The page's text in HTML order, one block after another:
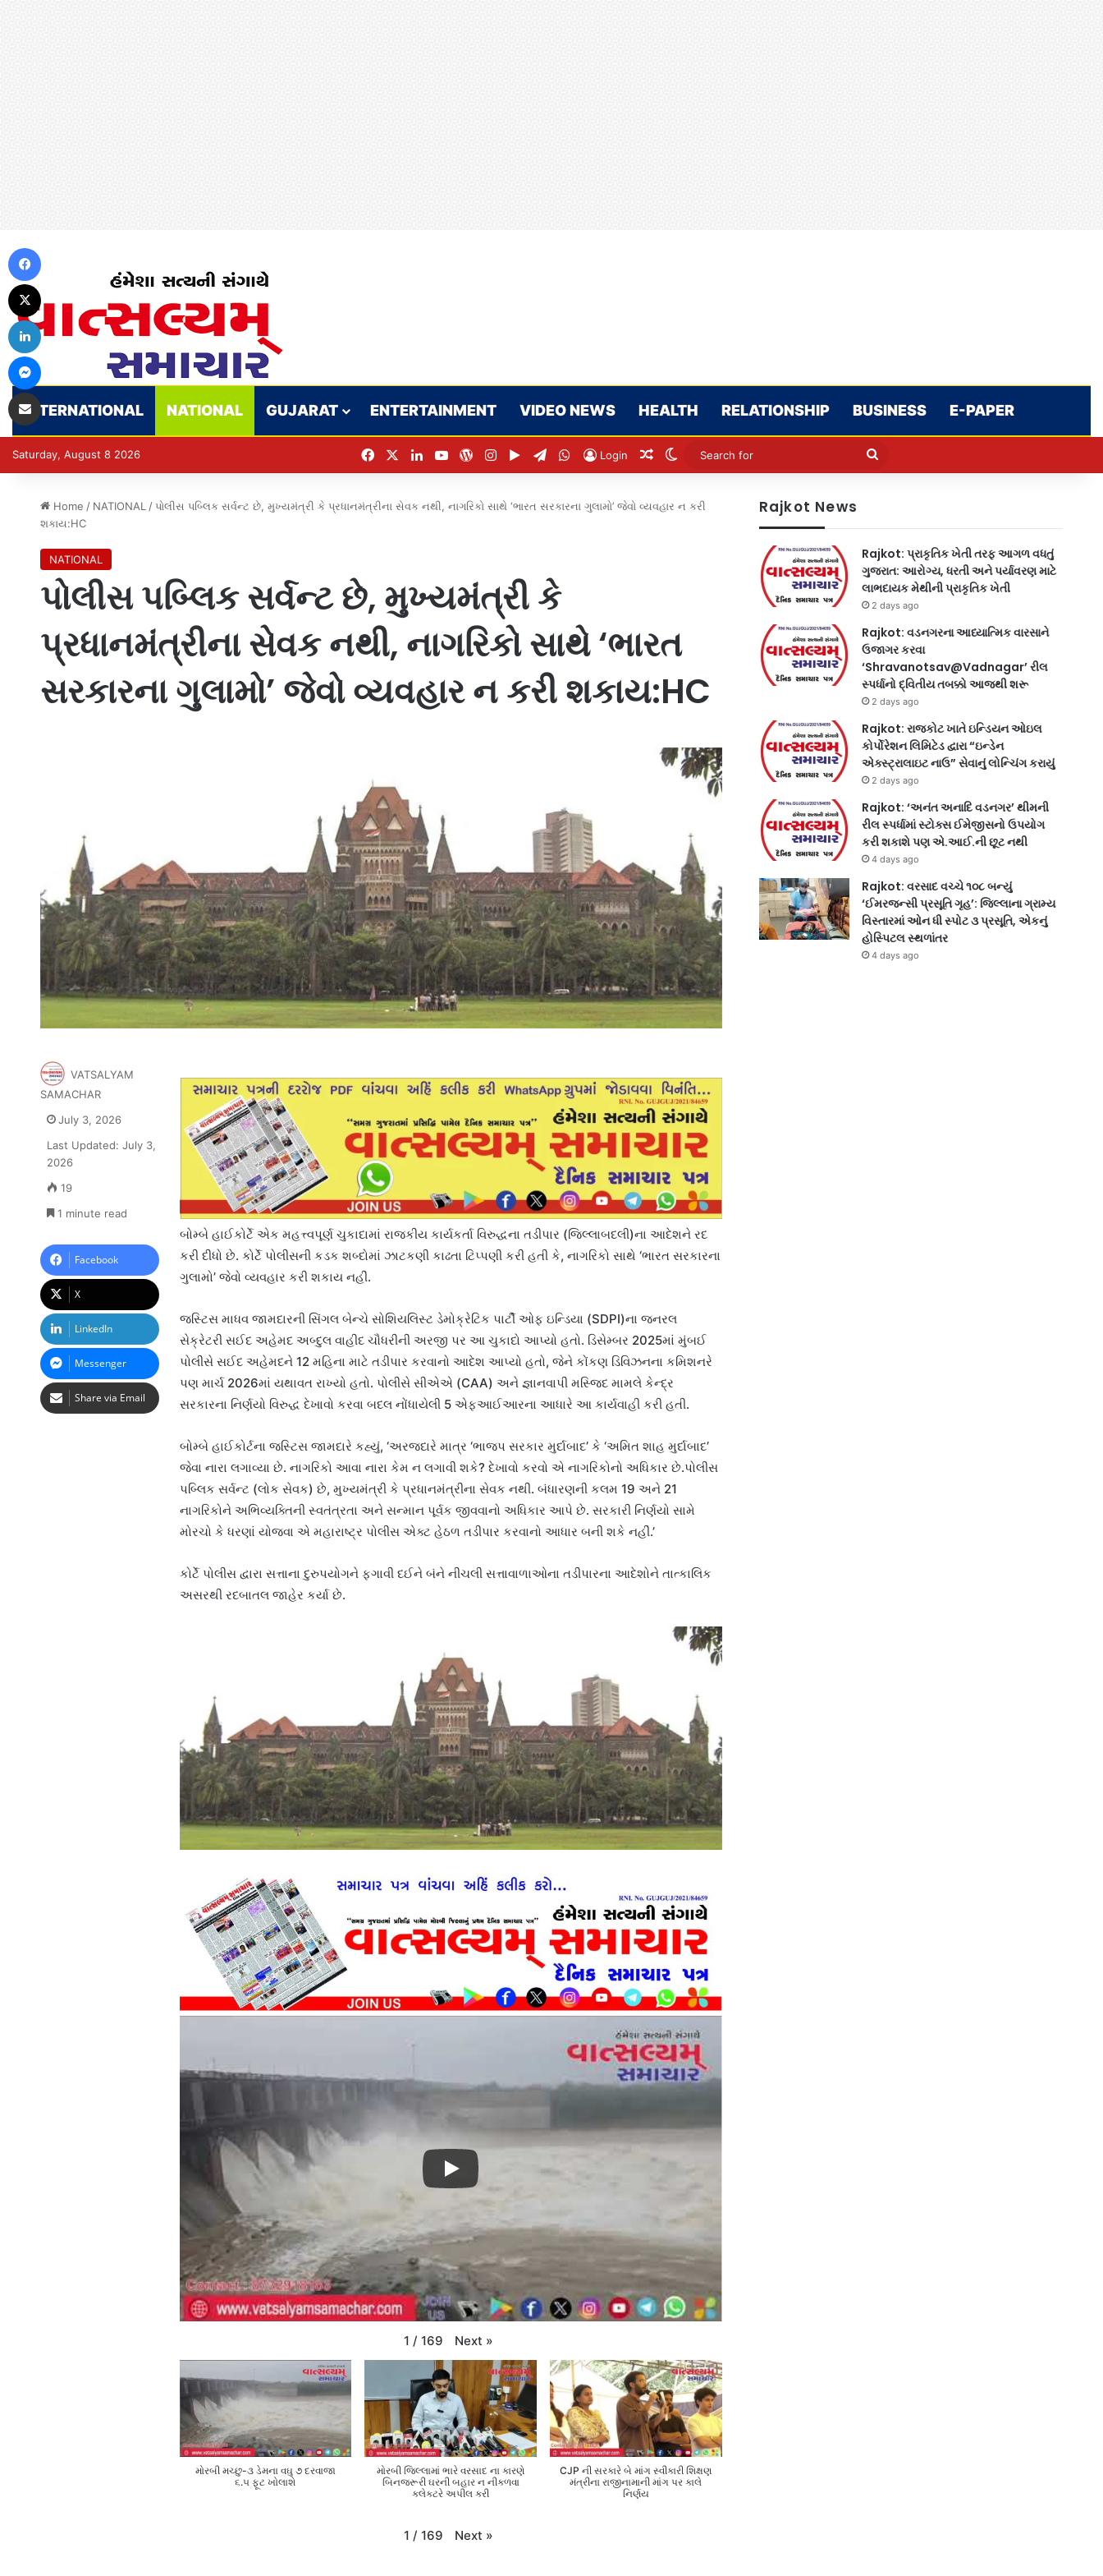
INTERNATIONAL NATIONAL GUJARAT ENTERTAINMENT VIDEO NEWS HEALTH RELATIONSHIP BUSINESS E-PAPER
Saturday, August 8 2026 FacebookLinkedInYouTubeWordPress
Instagram
Google Play
Telegram
WhatsApp
Login Random Article
Switch skin
Search
Home / NATIONAL / પોલીસ પબ્લિક સર્વન્ટ છે, મુખ્યમંત્રી કે પ્રધાનમંત્રીના સેવક નથી, નાગરિકો સાથે ‘ભારત સરકારના ગુલામો’ જેવો વ્યવહાર ન કરી
શકાય:HC
NATIONAL
પોલીસ પબ્લિક સર્વન્ટ છે, મુખ્યમંત્રી કે
પ્રધાનમંત્રીના સેવક નથી, નાગરિકો સાથે ‘ભારત
સરકારના ગુલામો’ જેવો વ્યવહાર ન કરી શકાય:HC
બોમ્બે હાઈકોર્ટે એક મહત્ત્વપૂર્ણ ચુકાદામાં રાજકીય કાર્યકર્તા વિરુદ્ધના તડીપાર (જિલ્લાબદલી)ના આદેશને રદ
કરી દીધો છે. કોર્ટે પોલીસની કડક શબ્દોમાં ઝાટકણી કાઢતા ટિપ્પણી કરી હતી કે, નાગરિકો સાથે ‘ભારત સરકારના
ગુલામો’ જેવો વ્યવહાર કરી શકાય નહીં.
જસ્ટિસ માધવ જામદારની સિંગલ બેન્ચે સોશિયલિસ્ટ ડેમોક્રેટિક પાર્ટી ઓફ ઇન્ડિયા (SDPI)ના જનરલ
સેક્રેટરી સઈદ અહેમદ અબ્દુલ વાહીદ ચૌધરીની અરજી પર આ ચુકાદો આપ્યો હતો. ડિસેમ્બર 2025માં મુંબઈ
પોલીસે સઈદ અહેમદને 12 મહિના માટે તડીપાર કરવાનો આદેશ આપ્યો હતો, જેને કોંકણ ડિવિઝનના કમિશનરે
પણ માર્ચ 2026માં યથાવત રાખ્યો હતો. પોલીસે સીએએ (CAA) અને જ્ઞાનવાપી મસ્જિદ મામલે કેન્દ્ર
સરકારના નિર્ણયો વિરુદ્ધ દેખાવો કરવા બદલ નોંધાયેલી 5 એફઆઈઆરના આધારે આ કાર્યવાહી કરી હતી.
બોમ્બે હાઈકોર્ટના જસ્ટિસ જામદારે કહ્યું, ‘અરજદારે માત્ર ‘ભાજપ સરકાર મુર્દાબાદ’ કે ‘અમિત શાહ મુર્દાબાદ’
જેવા નારા લગાવ્યા છે. નાગરિકો આવા નારા કેમ ન લગાવી શકે? દેખાવો કરવો એ નાગરિકોનો અધિકાર છે.પોલીસ
પબ્લિક સર્વન્ટ (લોક સેવક) છે, મુખ્યમંત્રી કે પ્રધાનમંત્રીના સેવક નથી. બંધારણની કલમ 19 અને 21
નાગરિકોને અભિવ્યક્તિની સ્વતંત્રતા અને સન્માન પૂર્વક જીવવાનો અધિકાર આપે છે. સરકારી નિર્ણયો સામે
મોરચો કે ધરણાં યોજવા એ મહારાષ્ટ્ર પોલીસ એક્ટ હેઠળ તડીપાર કરવાનો આધાર બની શકે નહીં.’
કોર્ટે પોલીસ દ્વારા સત્તાના દુરુપયોગને ફગાવી દઈને બંને નીચલી સત્તાવાળાઓના તડીપારના આદેશોને તાત્કાલિક
અસરથી રદબાતલ જાહેર કર્યા છે.
1 / 169 Next »
મોરબી મચ્છુ-૩ ડેમના વઘુ ૭ દરવાજા
૬.૫ ફૂટ ખોલાશે
મોરબી જિલ્લામાં ભારે વરસાદ ના કારણે
બિનજરૂરી ઘરની બહાર ન નીકળવા
કલેક્ટરે અપીલ કરી
CJP ની સરકારે બે માંગ સ્વીકારી શિક્ષણ
મંત્રીના રાજીનામાની માંગ પર કાલે
નિર્ણય
1 / 169 Next »
VATSALYAM
SAMACHAR
July 3, 2026
Last Updated: July 3,
2026
19
1 minute read
Facebook
X
LinkedIn
Messenger
Share via Email
Rajkot News
Rajkot: પ્રાકૃતિક ખેતી તરફ આગળ વધતું
ગુજરાત: આરોગ્ય, ધરતી અને પર્યાવરણ માટે
લાભદાયક મેથીની પ્રાકૃતિક ખેતી
2 days ago
Rajkot: વડનગરના આધ્યાત્મિક વારસાને
ઉજાગર કરવા
‘Shravanotsav@Vadnagar’ રીલ
સ્પર્ધાનો દ્વિતીય તબક્કો આજથી શરૂ
2 days ago
Rajkot: રાજકોટ ખાતે ઇન્ડિયન ઓઇલ
કોર્પોરેશન લિમિટેડ દ્વારા “ઇન્ડેન
એક્સ્ટ્રાલાઇટ નાઉ” સેવાનું લોન્ચિંગ કરાયું
2 days ago
Rajkot: ‘અનંત અનાદિ વડનગર’ થીમની
રીલ સ્પર્ધામાં સ્ટોક્સ ઈમેજીસનો ઉપયોગ
કરી શકાશે પણ એ.આઈ.ની છૂટ નથી
4 days ago
Rajkot: વરસાદ વચ્ચે ૧૦૮ બન્યું
‘ઈમરજન્સી પ્રસૂતિ ગૃહ’: જિલ્લાના ગ્રામ્ય
વિસ્તારમાં ઓન ધી સ્પોટ ૩ પ્રસૂતિ, એકનું
હોસ્પિટલ સ્થળાંતર
4 days ago
LinkedIn